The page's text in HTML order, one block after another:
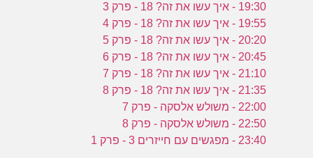
19:30 - איך עשו את זה? 18 - פרק 3
19:55 - איך עשו את זה? 18 - פרק 4
20:20 - איך עשו את זה? 18 - פרק 5
20:45 - איך עשו את זה? 18 - פרק 6
21:10 - איך עשו את זה? 18 - פרק 7
21:35 - איך עשו את זה? 18 - פרק 8
22:00 - משולש אלסקה - פרק 7
22:50 - משולש אלסקה - פרק 8
23:40 - מפגשים עם חייזרים 3 - פרק 1